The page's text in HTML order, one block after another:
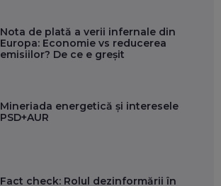
Nota de plată a verii infernale din
Europa: Economie vs reducerea
emisiilor? De ce e greșit
Mineriada energetică și interesele
PSD+AUR
Fact check: Rolul dezinformării în